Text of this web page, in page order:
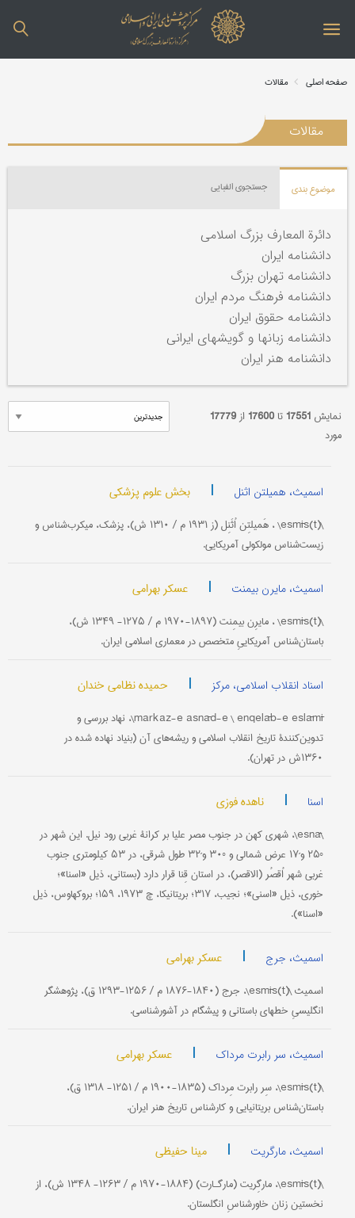
صفحه اصلی مقالات
مقالات
موضوع بندی جستجوی الفبایی
دائرة المعارف بزرگ اسلامی
دانشنامه ایران
دانشنامه تهران بزرگ
دانشنامه فرهنگ مردم ایران
دانشنامه حقوق ایران
دانشنامه زبانها و گویشهای ایرانی
دانشنامه هنر ایران
نمایش 17551تا17600 از17779
مورد
اسمیث، همیلتن اثنل | بخش علوم پزشکی
\(esmīs(t\ ، هَمیلتِن اُثَنِل (ز ۱۹۳۱ م / ۱۳۱۰ ش)، پزشک، میکرب‌شناس و
زیست‌شناس مولکولی آمریکایی.
اسمیث، مایرن بیمنت | عسکر بهرامی
\(esmīs(t\ ، مایرِن بیمِنت (۱۸۹۷-۱۹۷۰ م / ۱۲۷۵- ۱۳۴۹ ش)،
باستان‌شناس آمریکاییِ متخصص در معماری اسلامی ایران.
اسناد انقلاب اسلامی، مرکز | حمیده نظامی خندان
markaz-e asnād-e \ enqelāb-e eslāmī\، نهاد بررسی و
تدوین‌کنندۀ تاریخ انقلاب اسلامی و ریشه‌های آن (بنیاد نهاده شده در
۱۳۶۰ش در تهران).
اسنا | ناهده فوزی
\esnā\، شهری کهن در جنوب مصر علیا بر کرانۀ غربی رود نیل. این شهر در
°۲۵ و´۱۷ عرض شمالی و °۳۰ و´۳۲ طول شرقی، در ۵۳ کیلومتری جنوب
غربی شهر اُقصُر (الاقصر)، در استان قِنا قرار دارد (بستانی، ذیل «اسنا»؛
خوری، ذیل «اسنی»؛ نجیب، ۳۱۷؛ بریتانیکا، چ ۱۹۷۳، ۱۵۹؛ بروکهاوس، ذیل
«اسنا»).
اسمیث، جرج | عسکر بهرامی
اسمیث \(esmīs(t\، جرج (۱۸۴۰-۱۸۷۶ م / ۱۲۵۶-۱۲۹۳ ق)، پژوهشگر
انگلیسیِ خطهای باستانی و پیشگام در آشورشناسی.
اسمیث، سر رابرت مرداک | عسکر بهرامی
\(esmīs(t\، سِر رابرت مِرداک (۱۸۳۵-۱۹۰۰ م / ۱۲۵۱- ۱۳۱۸ ق)،
باستان‌شناس بریتانیایی و کارشناس تاریخ هنر ایران.
اسمیث، مارگریت | مینا حفیظی
\(esmīs(t\، مارگِریت (مارگـارت) (۱۸۸۴-۱۹۷۰ م / ۱۲۶۳- ۱۳۴۸ ش)، از
نخستین زنان خاورشناسِ انگلستان.